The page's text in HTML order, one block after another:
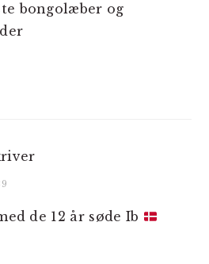
bongolæber og
de 12 år søde Ib